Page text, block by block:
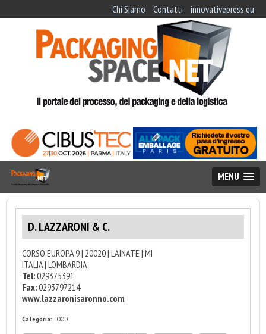
Chi Siamo Contatti innovativepress.eu
MENU
D. LAZZARONI & C.
CORSO EUROPA 9 | 20020 | LAINATE | MI
ITALIA | LOMBARDIA
Tel:029375391
Fax:0293797214
www.lazzaronisaronno.com
Categoria: FOOD